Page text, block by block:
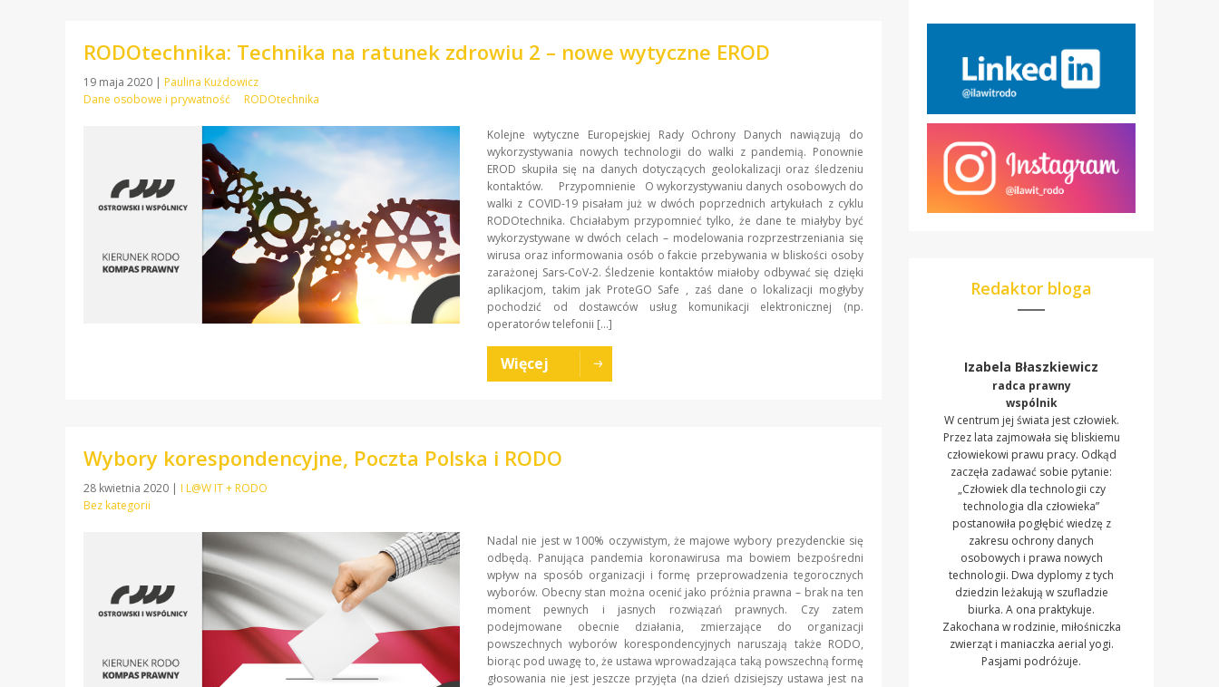
RODOtechnika: Technika na ratunek zdrowiu 2 – nowe wytyczne EROD
19 maja 2020 | Paulina Kużdowicz
Dane osobowe i prywatność
RODOtechnika
Kolejne wytyczne Europejskiej Rady Ochrony Danych nawiązują do
wykorzystywania nowych technologii do walki z pandemią. Ponownie
EROD skupiła się na danych dotyczących geolokalizacji oraz śledzeniu
kontaktów. Przypomnienie O wykorzystywaniu danych osobowych do
walki z COVID-19 pisałam już w dwóch poprzednich artykułach z cyklu
RODOtechnika. Chciałabym przypomnieć tylko, że dane te miałyby być
wykorzystywane w dwóch celach – modelowania rozprzestrzeniania się
wirusa oraz informowania osób o fakcie przebywania w bliskości osoby
zarażonej Sars-CoV-2. Śledzenie kontaktów miałoby odbywać się dzięki
aplikacjom, takim jak ProteGO Safe , zaś dane o lokalizacji mogłyby
pochodzić od dostawców usług komunikacji elektronicznej (np.
operatorów telefonii […]
Więcej
Wybory korespondencyjne, Poczta Polska i RODO
28 kwietnia 2020 | I L@W IT + RODO
Bez kategorii
Nadal nie jest w 100% oczywistym, że majowe wybory prezydenckie się
odbędą. Panująca pandemia koronawirusa ma bowiem bezpośredni
wpływ na sposób organizacji i formę przeprowadzenia tegorocznych
wyborów. Obecny stan można ocenić jako próżnia prawna – brak na ten
moment pewnych i jasnych rozwiązań prawnych. Czy zatem
podejmowane obecnie działania, zmierzające do organizacji
powszechnych wyborów korespondencyjnych naruszają także RODO,
biorąc pod uwagę to, że ustawa wprowadzająca taką powszechną formę
głosowania nie jest jeszcze przyjęta (na dzień dzisiejszy ustawa jest na
Redaktor bloga
Izabela Błaszkiewicz
radca prawny
wspólnik
W centrum jej świata jest człowiek.
Przez lata zajmowała się bliskiemu
człowiekowi prawu pracy. Odkąd
zaczęła zadawać sobie pytanie:
„Człowiek dla technologii czy
technologia dla człowieka”
postanowiła pogłębić wiedzę z
zakresu ochrony danych
osobowych i prawa nowych
technologii. Dwa dyplomy z tych
dziedzin leżakują w szufladzie
biurka. A ona praktykuje.
Zakochana w rodzinie, miłośniczka
zwierząt i maniaczka aerial yogi.
Pasjami podróżuje.